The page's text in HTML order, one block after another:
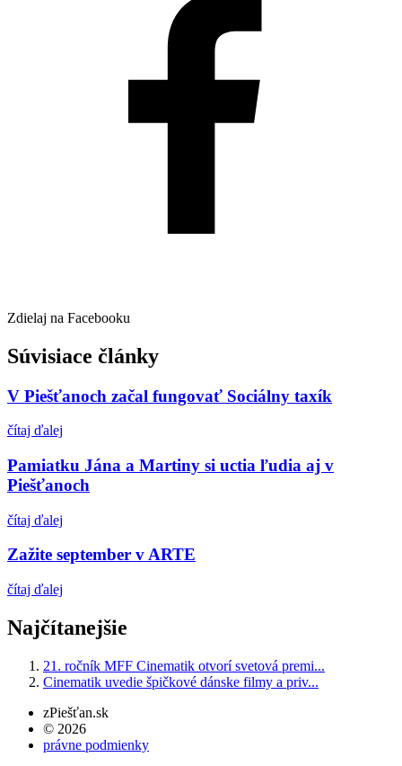
Zdielaj na Facebooku
Súvisiace články
V Piešťanoch začal fungovať Sociálny taxík
čítaj ďalej
Pamiatku Jána a Martiny si uctia ľudia aj v
Piešťanoch
čítaj ďalej
Zažite september v ARTE
čítaj ďalej
Najčítanejšie
21. ročník MFF Cinematik otvorí svetová premi...
Cinematik uvedie špičkové dánske filmy a priv...
zPiešťan.sk
© 2026
právne podmienky